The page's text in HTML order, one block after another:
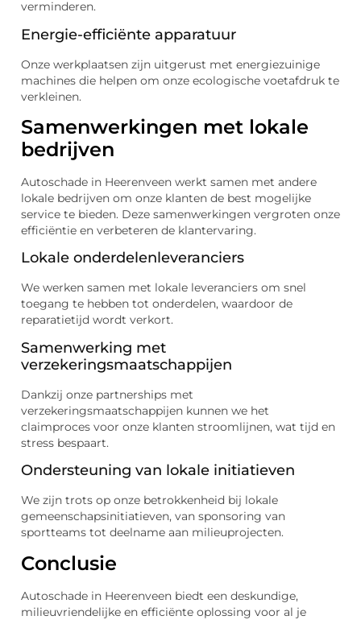
verminderen.
Energie-efficiënte apparatuur
Onze werkplaatsen zijn uitgerust met energiezuinige
machines die helpen om onze ecologische voetafdruk te
verkleinen.
Samenwerkingen met lokale
bedrijven
Autoschade in Heerenveen werkt samen met andere
lokale bedrijven om onze klanten de best mogelijke
service te bieden. Deze samenwerkingen vergroten onze
efficiëntie en verbeteren de klantervaring.
Lokale onderdelenleveranciers
We werken samen met lokale leveranciers om snel
toegang te hebben tot onderdelen, waardoor de
reparatietijd wordt verkort.
Samenwerking met
verzekeringsmaatschappijen
Dankzij onze partnerships met
verzekeringsmaatschappijen kunnen we het
claimproces voor onze klanten stroomlijnen, wat tijd en
stress bespaart.
Ondersteuning van lokale initiatieven
We zijn trots op onze betrokkenheid bij lokale
gemeenschapsinitiatieven, van sponsoring van
sportteams tot deelname aan milieuprojecten.
Conclusie
Autoschade in Heerenveen biedt een deskundige,
milieuvriendelijke en efficiënte oplossing voor al je